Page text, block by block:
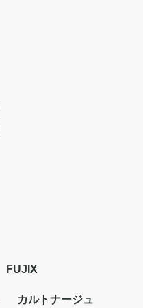
FUJIX
カルトナージュ